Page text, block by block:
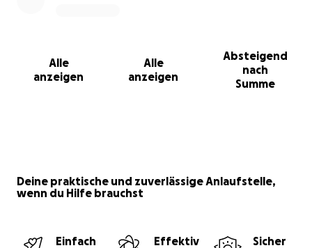
Alle
anzeigen
Alle
anzeigen
Absteigend
nach
Summe
Deine praktische und zuverlässige Anlaufstelle,
wenn du Hilfe brauchst
Einfach
Effektiv
Sicher